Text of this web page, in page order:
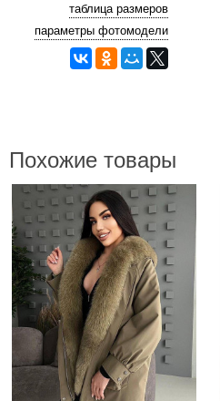
таблица размеров
параметры фотомодели
Похожие товары